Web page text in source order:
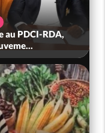
au PDCI-RDA,